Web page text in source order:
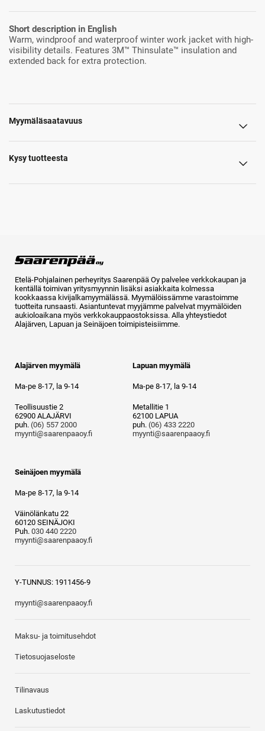
Short description in English
Warm, windproof and waterproof winter work jacket with high-
visibility details. Features 3M™ Thinsulate™ insulation and
extended back for extra protection.
Myymäläsaatavuus
Kysy tuotteesta
Etelä-Pohjalainen perheyritys Saarenpää Oy palvelee verkkokaupan ja
kentällä toimivan yritysmyynnin lisäksi asiakkaita kolmessa
kookkaassa kivijalkamyymälässä. Myymälöissämme varastoimme
tuotteita runsaasti. Asiantuntevat myyjämme palvelvat myymälöiden
aukioloaikana myös verkkokauppaostoksissa. Alla yhteystiedot
Alajärven, Lapuan ja Seinäjoen toimipisteisiimme.
Alajärven myymälä
Ma-pe 8-17, la 9-14
Teollisuustie 2
62900 ALAJÄRVI
puh. (06) 557 2000
myynti@saarenpaaoy.fi
Lapuan myymälä
Ma-pe 8-17, la 9-14
Metallitie 1
62100 LAPUA
puh. (06) 433 2220
myynti@saarenpaaoy.fi
Seinäjoen myymälä
Ma-pe 8-17, la 9-14
Väinölänkatu 22
60120 SEINÄJOKI
Puh. 030 440 2220
myynti@saarenpaaoy.fi
Y-TUNNUS: 1911456-9
myynti@saarenpaaoy.fi
Maksu- ja toimitusehdot
Tietosuojaseloste
Tilinavaus
Laskutustiedot